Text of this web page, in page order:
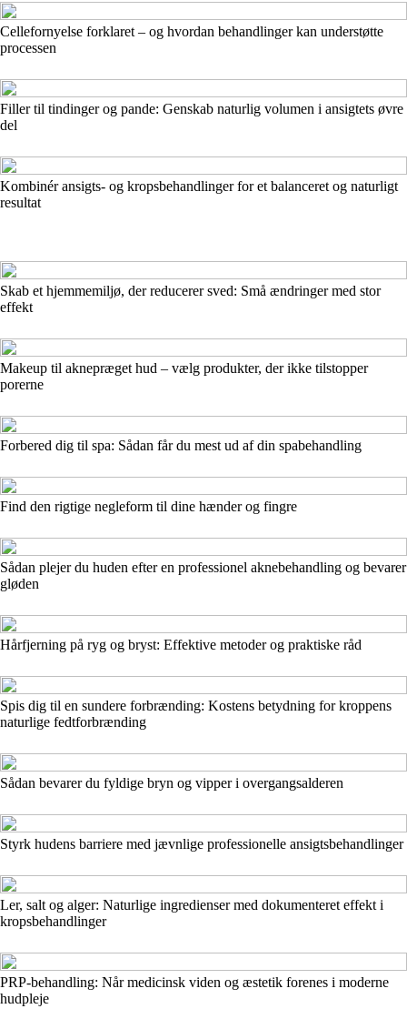
Cellefornyelse forklaret – og hvordan behandlinger kan understøtte
processen
Filler til tindinger og pande: Genskab naturlig volumen i ansigtets øvre
del
Kombinér ansigts- og kropsbehandlinger for et balanceret og naturligt
resultat
Skab et hjemmemiljø, der reducerer sved: Små ændringer med stor
effekt
Makeup til aknepræget hud – vælg produkter, der ikke tilstopper
porerne
Forbered dig til spa: Sådan får du mest ud af din spabehandling
Find den rigtige negleform til dine hænder og fingre
Sådan plejer du huden efter en professionel aknebehandling og bevarer
gløden
Hårfjerning på ryg og bryst: Effektive metoder og praktiske råd
Spis dig til en sundere forbrænding: Kostens betydning for kroppens
naturlige fedtforbrænding
Sådan bevarer du fyldige bryn og vipper i overgangsalderen
Styrk hudens barriere med jævnlige professionelle ansigtsbehandlinger
Ler, salt og alger: Naturlige ingredienser med dokumenteret effekt i
kropsbehandlinger
PRP-behandling: Når medicinsk viden og æstetik forenes i moderne
hudpleje